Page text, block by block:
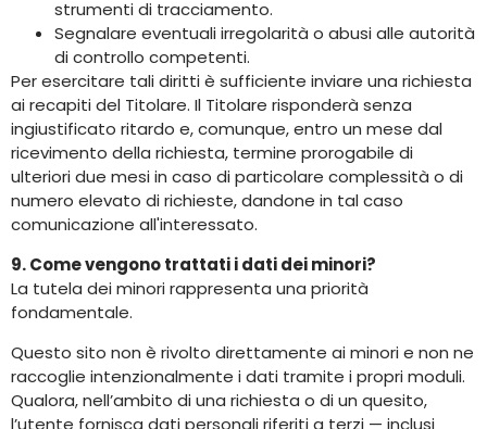
strumenti di tracciamento.
Segnalare eventuali irregolarità o abusi alle autorità
di controllo competenti.
Per esercitare tali diritti è sufficiente inviare una richiesta
ai recapiti del Titolare. Il Titolare risponderà senza
ingiustificato ritardo e, comunque, entro un mese dal
ricevimento della richiesta, termine prorogabile di
ulteriori due mesi in caso di particolare complessità o di
numero elevato di richieste, dandone in tal caso
comunicazione all'interessato.
9. Come vengono trattati i dati dei minori?
La tutela dei minori rappresenta una priorità
fondamentale.
Questo sito non è rivolto direttamente ai minori e non ne
raccoglie intenzionalmente i dati tramite i propri moduli.
Qualora, nell’ambito di una richiesta o di un quesito,
l’utente fornisca dati personali riferiti a terzi — inclusi